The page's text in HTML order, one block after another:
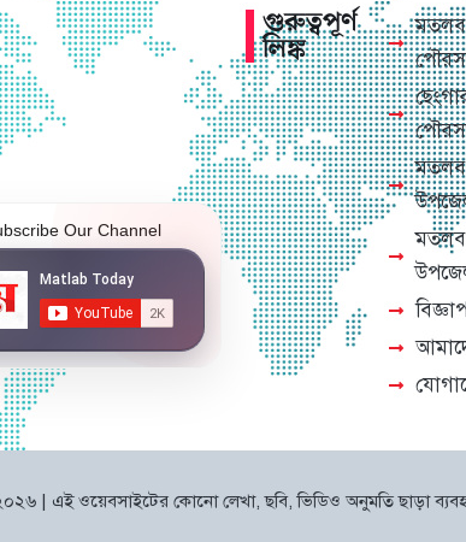
Our Channel
গুরুত্বপূর্ণ
লিঙ্ক
মতলব
মতলব
মতলব
| এই ওয়েবসাইটের কোনো লেখা, ছবি, ভিডিও অনুমতি ছাড়া